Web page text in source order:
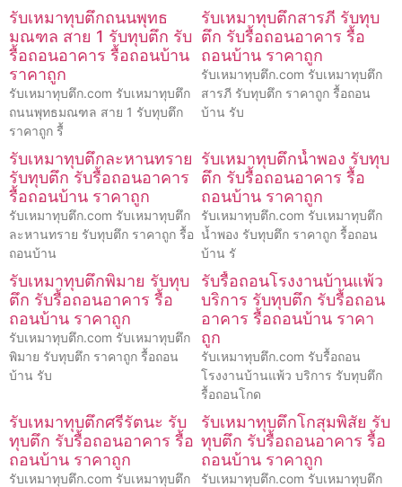
รับเหมาทุบตึกถนนพุทธ
มณฑล สาย 1 รับทุบตึก รับ
รื้อถอนอาคาร รื้อถอนบ้าน
ราคาถูก
รับเหมาทุบตึก.com รับเหมาทุบตึก
ถนนพุทธมณฑล สาย 1 รับทุบตึก
ราคาถูก รื้
รับเหมาทุบตึกสารภี รับทุบ
ตึก รับรื้อถอนอาคาร รื้อ
ถอนบ้าน ราคาถูก
รับเหมาทุบตึก.com รับเหมาทุบตึก
สารภี รับทุบตึก ราคาถูก รื้อถอน
บ้าน รับ
รับเหมาทุบตึกละหานทราย
รับทุบตึก รับรื้อถอนอาคาร
รื้อถอนบ้าน ราคาถูก
รับเหมาทุบตึก.com รับเหมาทุบตึก
ละหานทราย รับทุบตึก ราคาถูก รื้อ
ถอนบ้าน
รับเหมาทุบตึกน้ำพอง รับทุบ
ตึก รับรื้อถอนอาคาร รื้อ
ถอนบ้าน ราคาถูก
รับเหมาทุบตึก.com รับเหมาทุบตึก
น้ำพอง รับทุบตึก ราคาถูก รื้อถอน
บ้าน รั
รับเหมาทุบตึกพิมาย รับทุบ
ตึก รับรื้อถอนอาคาร รื้อ
ถอนบ้าน ราคาถูก
รับเหมาทุบตึก.com รับเหมาทุบตึก
พิมาย รับทุบตึก ราคาถูก รื้อถอน
บ้าน รับ
รับรื้อถอนโรงงานบ้านแพ้ว
บริการ รับทุบตึก รับรื้อถอน
อาคาร รื้อถอนบ้าน ราคา
ถูก
รับเหมาทุบตึก.com รับรื้อถอน
โรงงานบ้านแพ้ว บริการ รับทุบตึก
รื้อถอนโกด
รับเหมาทุบตึกศรีรัตนะ รับ
ทุบตึก รับรื้อถอนอาคาร รื้อ
ถอนบ้าน ราคาถูก
รับเหมาทุบตึก.com รับเหมาทุบตึก
รับเหมาทุบตึกโกสุมพิสัย รับ
ทุบตึก รับรื้อถอนอาคาร รื้อ
ถอนบ้าน ราคาถูก
รับเหมาทุบตึก.com รับเหมาทุบตึก